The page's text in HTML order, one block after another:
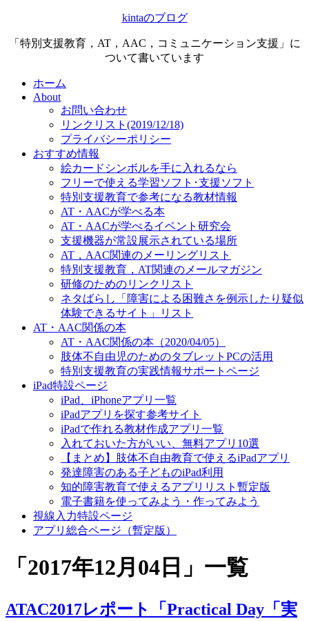
kintaのブログ
「特別支援教育，AT，AAC，コミュニケーション支援」に
ついて書いています
ホーム
About
お問い合わせ
リンクリスト(2019/12/18)
プライバシーポリシー
おすすめ情報
絵カードシンボルを手に入れるなら
フリーで使える学習ソフト･支援ソフト
特別支援教育で参考になる教材情報
AT・AACが学べる本
AT・AACが学べるイベント研究会
支援機器が常設展示されている場所
AT，AAC関連のメーリングリスト
特別支援教育，AT関連のメールマガジン
研修のためのリンクリスト
ネタばらし「障害による困難さを例示したり疑似
体験できるサイト」リスト
AT・AAC関係の本
AT・AAC関係の本（2020/04/05）
肢体不自由児のためのタブレットPCの活用
特別支援教育の実践情報サポートページ
iPad特設ページ
iPad、iPhoneアプリ一覧
iPadアプリを探す参考サイト
iPadで作れる教材作成アプリ一覧
入れておいた方がいい、無料アプリ10選
【まとめ】肢体不自由教育で使えるiPadアプリ
発達障害のある子どものiPad利用
知的障害教育で使えるアプリリスト暫定版
電子書籍を使ってみよう・作ってみよう
視線入力特設ページ
アプリ総合ページ（暫定版）
「 2017年12月04日 」 一覧
ATAC2017レポート「Practical Day「実